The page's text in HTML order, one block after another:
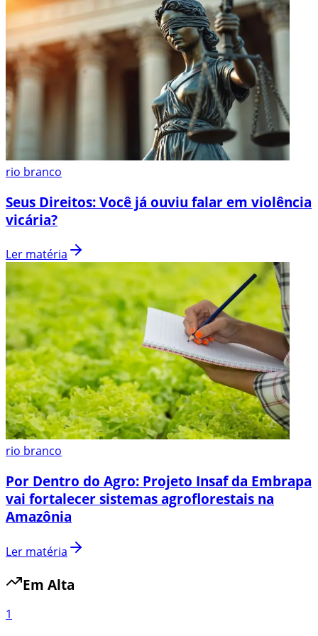
rio branco
Seus Direitos: Você já ouviu falar em violência
vicária?
Ler matéria
rio branco
Por Dentro do Agro: Projeto Insaf da Embrapa
vai fortalecer sistemas agroflorestais na
Amazônia
Ler matéria
Em Alta
1